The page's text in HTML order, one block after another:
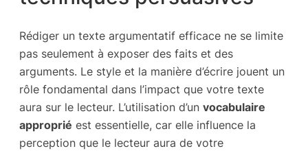
Rédiger un texte argumentatif efficace ne se limite
pas seulement à exposer des faits et des
arguments. Le style et la manière d’écrire jouent un
rôle fondamental dans l’impact que votre texte
aura sur le lecteur. L’utilisation d’un vocabulaire
approprié est essentielle, car elle influence la
perception que le lecteur aura de votre